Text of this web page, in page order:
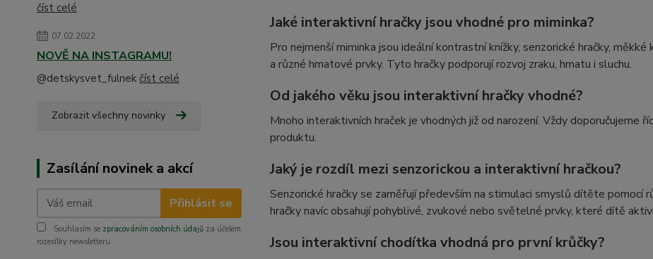
číst celé
07.02.2022
NOVĚ NA INSTAGRAMU!
@detskysvet_fulnek číst celé
Zobrazit všechny novinky
Zasílání novinek a akcí
Přihlásit se
Souhlasím se zpracováním osobních údajů za účelem
rozesílky newsletteru.
Jaké interaktivní hračky jsou vhodné pro miminka?
Pro nejmenší miminka jsou ideální kontrastní knížky, senzorické hračky,
a různé hmatové prvky. Tyto hračky podporují rozvoj zraku, hmatu i sluchu.
Od jakého věku jsou interaktivní hračky vhodné?
Mnoho interaktivních hraček je vhodných již od narození. Vždy doporučujeme
produktu.
Jaký je rozdíl mezi senzorickou a interaktivní hračkou?
Senzorické hračky se zaměřují především na stimulaci smyslů dítěte pomocí
hračky navíc obsahují pohyblivé, zvukové nebo světelné prvky, které dítě
Jsou interaktivní chodítka vhodná pro první krůčky?